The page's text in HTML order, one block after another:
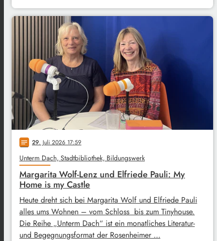
notes 29. Juli 2026 17:59
Unterm Dach, Stadtbibliothek, Bildungswerk
Margarita Wolf-Lenz und Elfriede Pauli: My
Home is my Castle
Heute dreht sich bei Margarita Wolf und Elfriede Pauli
alles ums Wohnen – vom Schloss bis zum Tinyhouse.
Die Reihe „Unterm Dach“ ist ein monatliches Literatur-
und Begegnungsformat der Rosenheimer …